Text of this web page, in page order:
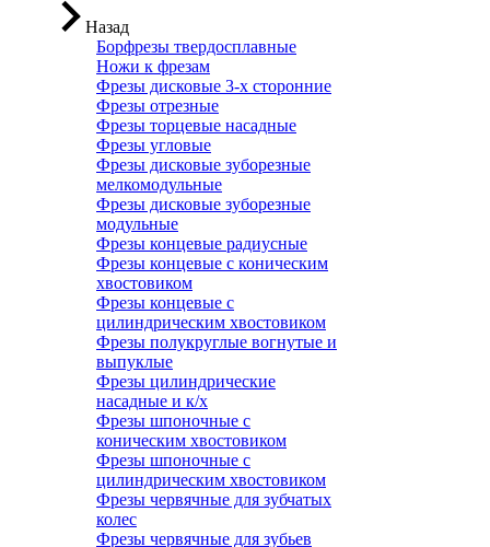
Назад
Борфрезы твердосплавные
Ножи к фрезам
Фрезы дисковые 3-х сторонние
Фрезы отрезные
Фрезы торцевые насадные
Фрезы угловые
Фрезы дисковые зуборезные
мелкомодульные
Фрезы дисковые зуборезные
модульные
Фрезы концевые радиусные
Фрезы концевые с коническим
хвостовиком
Фрезы концевые с
цилиндрическим хвостовиком
Фрезы полукруглые вогнутые и
выпуклые
Фрезы цилиндрические
насадные и к/х
Фрезы шпоночные с
коническим хвостовиком
Фрезы шпоночные с
цилиндрическим хвостовиком
Фрезы червячные для зубчатых
колес
Фрезы червячные для зубьев